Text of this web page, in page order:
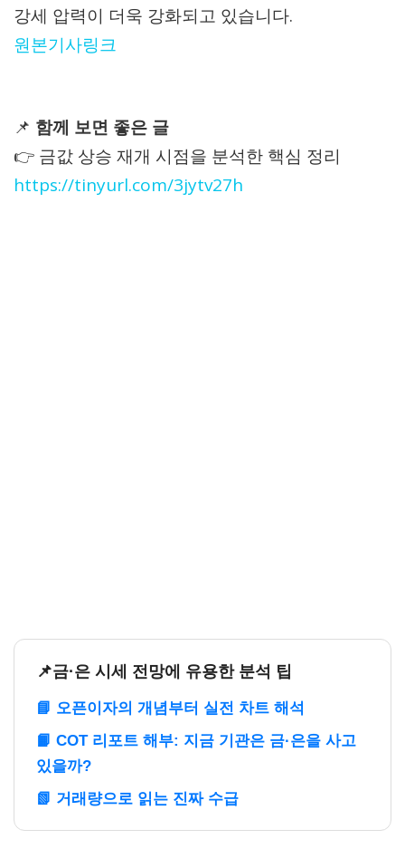
강세 압력이 더욱 강화되고 있습니다.
원본기사링크
📌 함께 보면 좋은 글
👉 금값 상승 재개 시점을 분석한 핵심 정리
https://tinyurl.com/3jytv27h
📌금·은 시세 전망에 유용한 분석 팁
📘 오픈이자의 개념부터 실전 차트 해석
📙 COT 리포트 해부: 지금 기관은 금·은을 사고
있을까?
📗 거래량으로 읽는 진짜 수급